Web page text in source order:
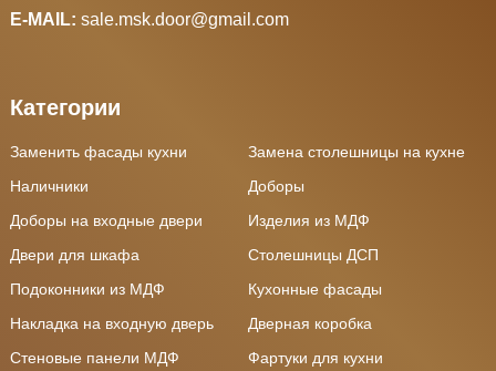
E-MAIL: sale.msk.door@gmail.com
Категории
Заменить фасады кухни
Замена столешницы на кухне
Наличники
Доборы
Доборы на входные двери
Изделия из МДФ
Двери для шкафа
Столешницы ДСП
Подоконники из МДФ
Кухонные фасады
Накладка на входную дверь
Дверная коробка
Стеновые панели МДФ
Фартуки для кухни